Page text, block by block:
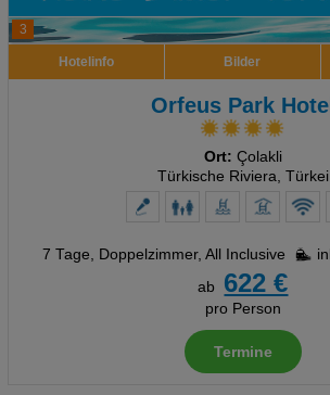
3
Hotelinfo Bilder
Orfeus Park Hotel
Ort: Çolakli
Türkische Riviera, Türkei
7 Tage, Doppelzimmer, All Inclusive
ab
622 €
pro Person
Termine